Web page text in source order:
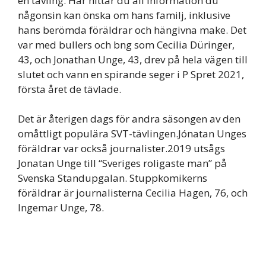
någonsin kan önska om hans familj, inklusive
hans berömda föräldrar och hängivna make. Det
var med bullers och bng som Cecilia Düringer,
43, och Jonathan Unge, 43, drev på hela vägen till
slutet och vann en spirande seger i P Spret 2021,
första året de tävlade.
Det är återigen dags för andra säsongen av den
omåttligt populära SVT-tävlingen.Jónatan Unges
föräldrar var också journalister.2019 utsågs
Jonatan Unge till “Sveriges roligaste man” på
Svenska Standupgalan. Stuppkomikerns
föräldrar är journalisterna Cecilia Hagen, 76, och
Ingemar Unge, 78.